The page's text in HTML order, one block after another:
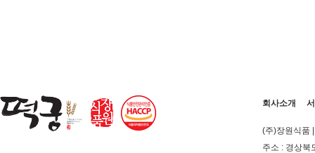
회사소개
(주)장원식품
주소 : 경상북